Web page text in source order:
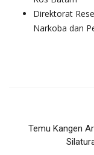
Direktorat
Narkoba dan
Temu Kangen